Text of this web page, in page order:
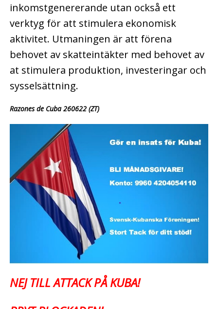
inkomstgenererande utan också ett
verktyg för att stimulera ekonomisk
aktivitet. Utmaningen är att förena
behovet av skatteintäkter med behovet av
at stimulera produktion, investeringar och
sysselsättning.
Razones de Cuba 260622 (ZT)
NEJ TILL ATTACK PÅ KUBA!